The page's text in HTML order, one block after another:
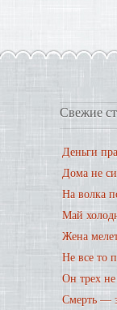
Свежие
Деньги
Дома не
На волка
Май
Жена
Не все то
Он трех не
Смерть —